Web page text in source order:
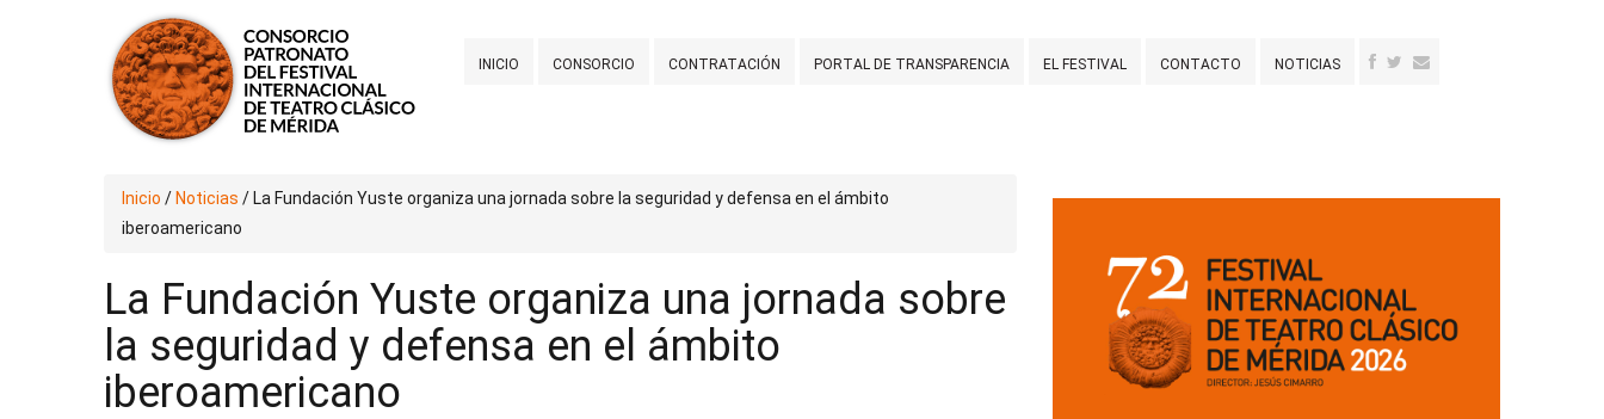
INICIO CONSORCIO CONTRATACIÓN PORTAL DE TRANSPARENCIA EL FESTIVAL CONTACTO NOTICIAS
Inicio / Noticias / La Fundación Yuste organiza una jornada sobre la seguridad y defensa en el ámbito
iberoamericano
La Fundación Yuste organiza una jornada sobre
la seguridad y defensa en el ámbito
iberoamericano